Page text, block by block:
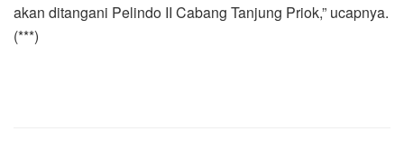
akan ditangani Pelindo II Cabang Tanjung Priok,” ucapnya.
(***)